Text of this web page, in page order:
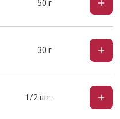
50 г
30 г
1/2 шт.